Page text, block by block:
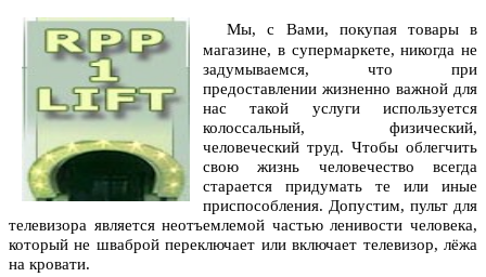
Мы, с Вами, покупая товары в
магазине, в супермаркете, никогда не
задумываемся, что при
предоставлении жизненно важной для
нас такой услуги используется
колоссальный, физический,
человеческий труд. Чтобы облегчить
свою жизнь человечество всегда
старается придумать те или иные
приспособления. Допустим, пульт для
телевизора является неотъемлемой частью ленивости человека,
который не шваброй переключает или включает телевизор, лёжа
на кровати.